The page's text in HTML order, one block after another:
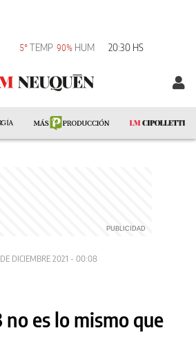
5° TEMP 90% HUM 20:30 HS
DE DICIEMBRE 2021 - 00:08
no es lo mismo que